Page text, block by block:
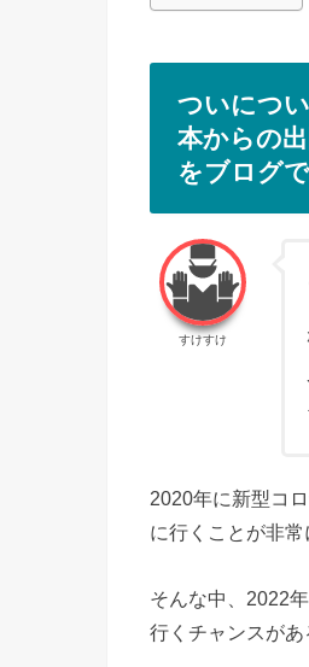
ついにつ
本からの
をブログ
すけすけ
2020年に新型コ
に行くことが非常
そんな中、2022
行くチャンスがあ